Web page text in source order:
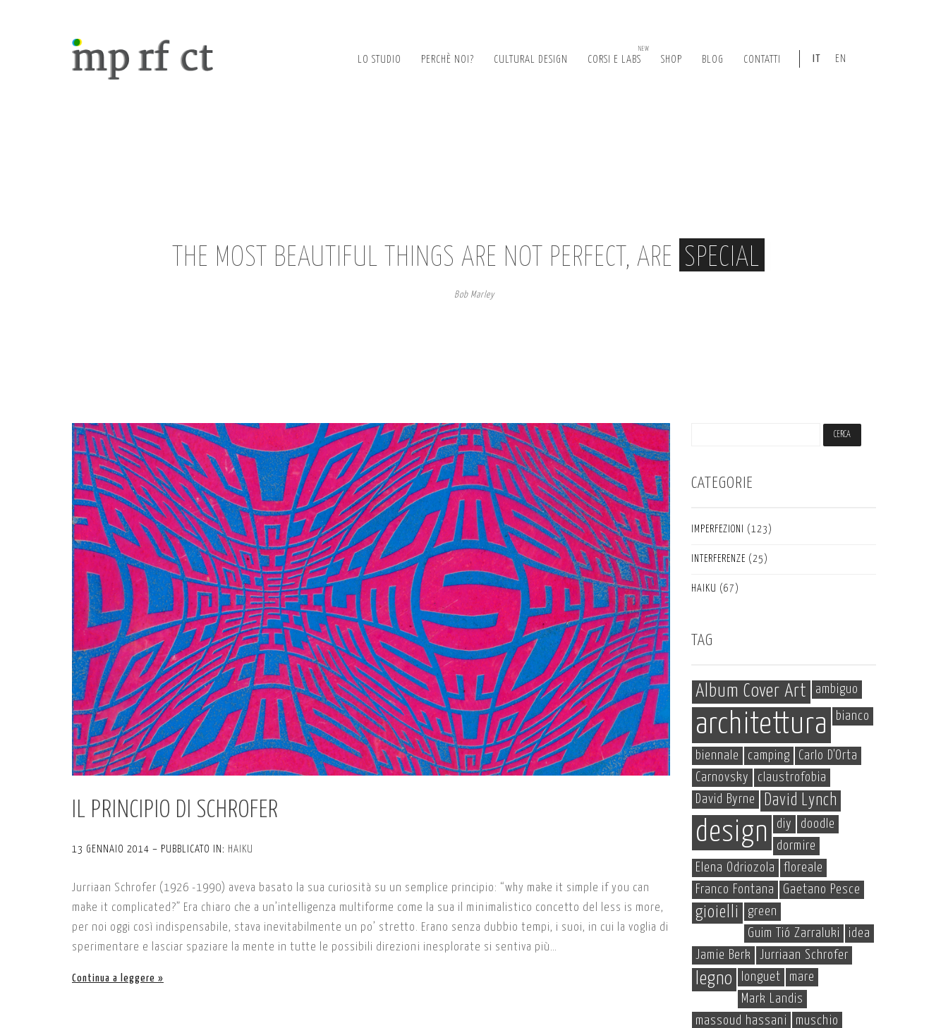
LO STUDIO PERCHÈ NOI? CULTURAL DESIGN CORSI E LABS
NEW
SHOP BLOG CONTATTI IT EN
THE MOST BEAUTIFUL THINGS ARE NOT PERFECT, ARE SPECIAL
Bob Marley
IL PRINCIPIO DI SCHROFER
13 GENNAIO 2014 – PUBBLICATO IN: HAIKU
Jurriaan Schrofer (1926 -1990) aveva basato la sua curiosità su un semplice principio: “why make it simple if you can
make it complicated?” Era chiaro che a un’intelligenza multiforme come la sua il minimalistico concetto del less is more,
per noi oggi così indispensabile, stava inevitabilmente un po’ stretto. Erano senza dubbio tempi, i suoi, in cui la voglia di
sperimentare e lasciar spaziare la mente in tutte le possibili direzioni inesplorate si sentiva più…
Continua a leggere
CATEGORIE
IMPERFEZIONI (123)
INTERFERENZE (25)
HAIKU (67)
TAG
Album Cover Art ambiguo
architettura bianco
biennale camping
Carlo D'Orta
Carnovsky
claustrofobia
David Byrne
David Lynch
design diy
doodle
dormire
Elena Odriozola
floreale
Franco Fontana
Gaetano Pesce
gioielli
green
Guim Tió Zarraluki
idea
Jamie Berk
Jurriaan Schrofer
legno longuet
mare
Mark Landis
massoud hassani
muschio